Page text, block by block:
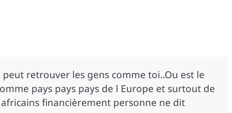
peut retrouver les gens comme toi..Ou est le
pays pays pays de l Europe et surtout de
africains financièrement personne ne dit